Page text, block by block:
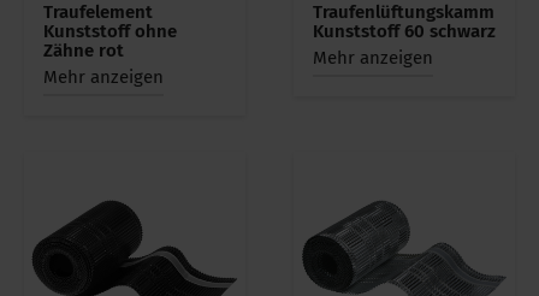
Traufelement
Kunststoff ohne
Zähne rot
Mehr anzeigen
Traufenlüftungskamm
Kunststoff 60 schwarz
Mehr anzeigen